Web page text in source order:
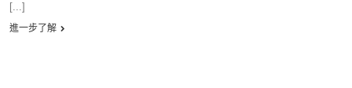
[...]
進一步了解